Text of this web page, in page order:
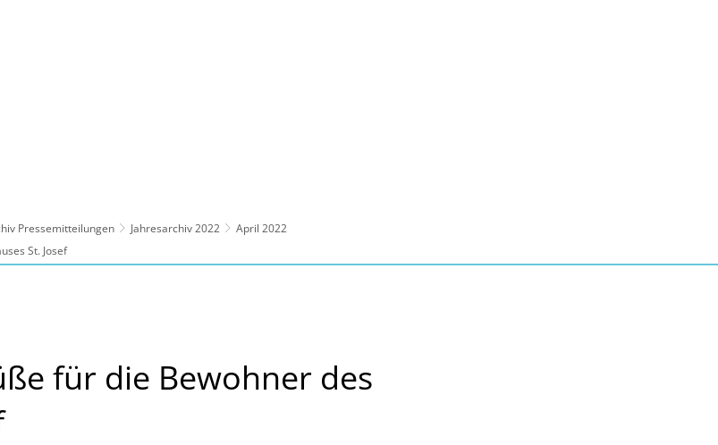
Pressemitteilungen Jahresarchiv 2022
April 2022
St. Josef
für die Bewohner des